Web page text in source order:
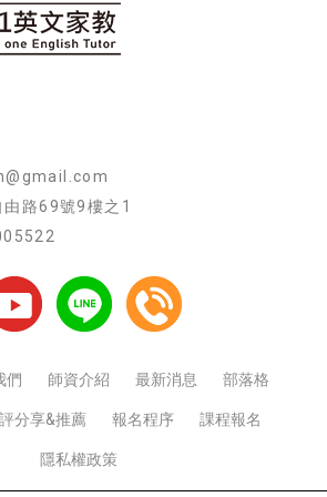
路69號9樓之1
們 師資介紹 最新消息 部落格
分享&推薦 報名程序 課程報名
隱私權政策